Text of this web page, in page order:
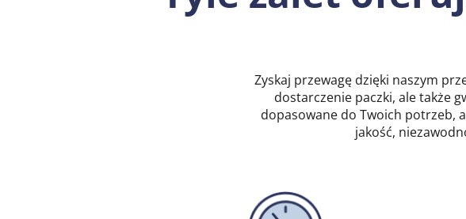
Zyskaj przewagę dzięki naszym
dostarczenie paczki, ale także
dopasowane do Twoich potrzeb,
jakość,